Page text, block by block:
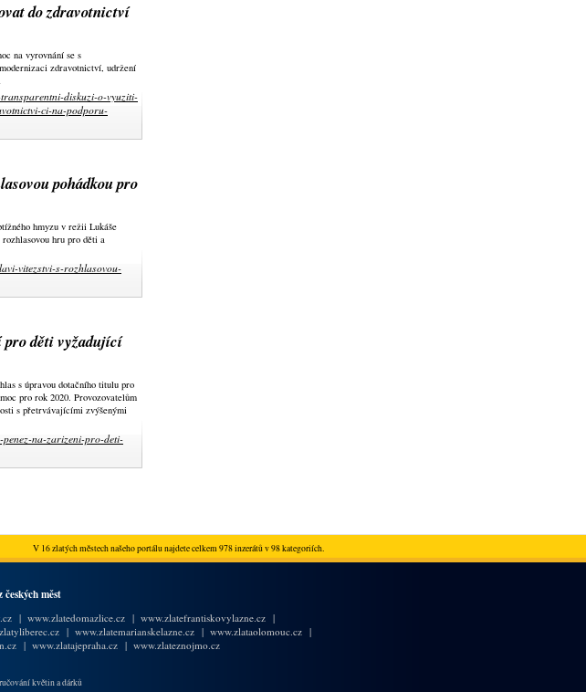
do zdravotnictví
na vyrovnání se s
zdravotnictví, udržení
diskuzi-o-vyuziti-
ci-na-podporu-
pohádkou pro
hmyzu v režii Lukáše
hru pro děti a
vitezstvi-s-rozhlasovou-
pro děti vyžadující
s úpravou dotačního titulu pro
pro rok 2020. Provozovatelům
s přetrvávajícími zvýšenými
penez-na-zarizeni-pro-deti-
V 16 zlatých městech našeho portálu najdete celkem 978 inzerátů v 98 kategoriích.
měst
| www.zlatedomazlice.cz | www.zlatefrantiskovylazne.cz |
| www.zlatemarianskelazne.cz| www.zlataolomouc.cz|
| www.zlatajepraha.cz| www.zlateznojmo.cz
květin a dárků